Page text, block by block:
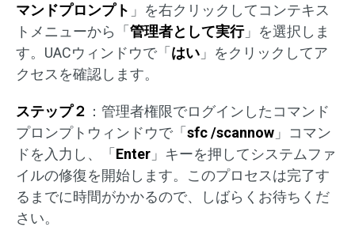
マンドプロンプト 」を右クリックしてコンテキス
トメニューから「管理者として実行」を選択しま
す。UACウィンドウで「はい 」をクリックしてア
クセスを確認します。
ステップ２ ：管理者権限でログインしたコマンド
プロンプトウィンドウで「sfc /scannow 」コマン
ドを入力し、「Enter 」キーを押してシステムファ
イルの修復を開始します。このプロセスは完了す
るまでに時間がかかるので、しばらくお待ちくだ
さい。